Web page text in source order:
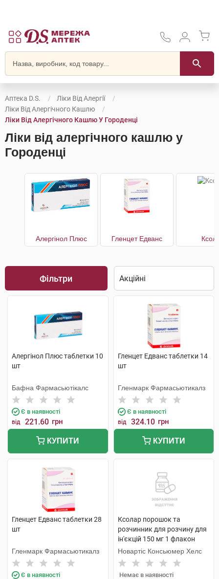
Аптека D.S.
Ліки Від Алергії
Ліки Від Алергічного Кашлю
Ліки Від Алергічного Кашлю У Городенці
Ліки від алергічного кашлю у
Городенці
Алергінол Плюс Гленцет Едванс
Фільтри
Алергінол Плюс таблетки 10
шт
Бафна Фармасьютікалс
Є в наявності
від 221.60 грн
КУПИТИ
Гленцет Едванс таблетки 14
шт
Гленмарк Фармасьютикалз
Є в наявності
від 324.10 грн
КУПИТИ
Гленцет Едванс таблетки 28
шт
Гленмарк Фармасьютикалз
Є в наявності
Ксолар порошок та
розчинник для розчину для
ін'єкцій 150 мг 1 флакон
Новартіс Консьюмер Хелс
Немає в наявності